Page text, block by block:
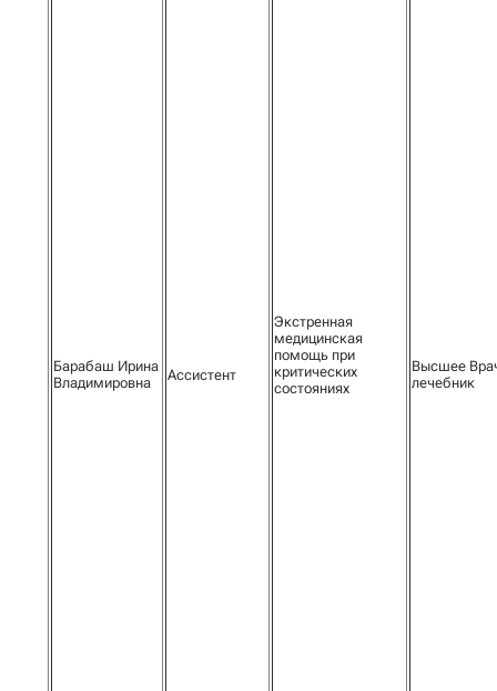
Барабаш Ирина
Владимировна
Ассистент
Экстренная
медицинская
помощь при
критических
состояниях
Высшее
лечебник